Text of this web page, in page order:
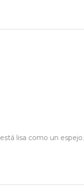
lisa como un espejo.